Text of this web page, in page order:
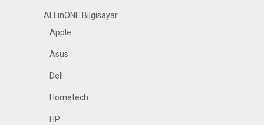
ALLinONE Bilgisayar
Apple
Asus
Dell
Hometech
HP